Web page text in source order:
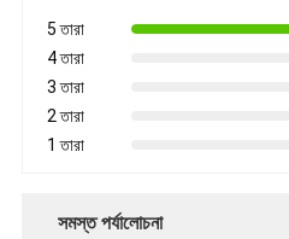
5 তারা
4 তারা
3 তারা
2 তারা
1 তারা
সমস্ত পর্যালোচনা